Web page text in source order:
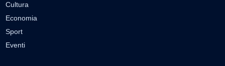
Cultura
Economia
Sport
Eventi